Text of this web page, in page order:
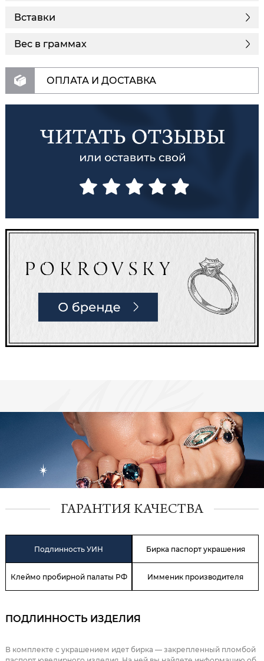
Вставки
Вес в граммах
ОПЛАТА И ДОСТАВКА
ГАРАНТИЯ КАЧЕСТВА
Подлинность УИН Бирка паспорт украшения
Клеймо пробирной палаты РФ Имменик производителя
ПОДЛИННОСТЬ ИЗДЕЛИЯ
В комплекте с украшением идет бирка — закрепленный пломбой